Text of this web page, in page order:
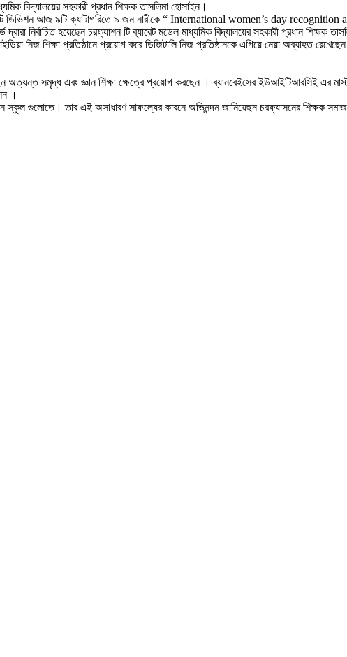
বিদ্যালয়ের সহকারী প্রধান শিক্ষক তাসলিমা হোসাইন।
ডিভিশন আজ ৯টি ক্যাটাগরিতে ৯ জন নারীকে “ International women’s day recognition
নির্বাচিত হয়েছেন চরফ্যাশন টি ব্যারেট মডেল মাধ্যমিক বিদ্যালয়ের সহকারী প্রধান শিক্ষক
নিজ শিক্ষা প্রতিষ্ঠানে প্রয়োগ করে ডিজিটালি নিজ প্রতিষ্ঠানকে এগিয়ে নেয়া অব্যাহত
অত্যন্ত সমৃদ্ধ এবং জ্ঞান শিক্ষা ক্ষেত্রে প্রয়োগ করছেন । ব্যানবেইসের ইউআইটিআরসিই
।
স্কুল গুলোতে। তার এই অসাধারণ সাফল্যের কারনে অভিনন্দন জানিয়েছন চরফ্যাসনের শিক্ষক